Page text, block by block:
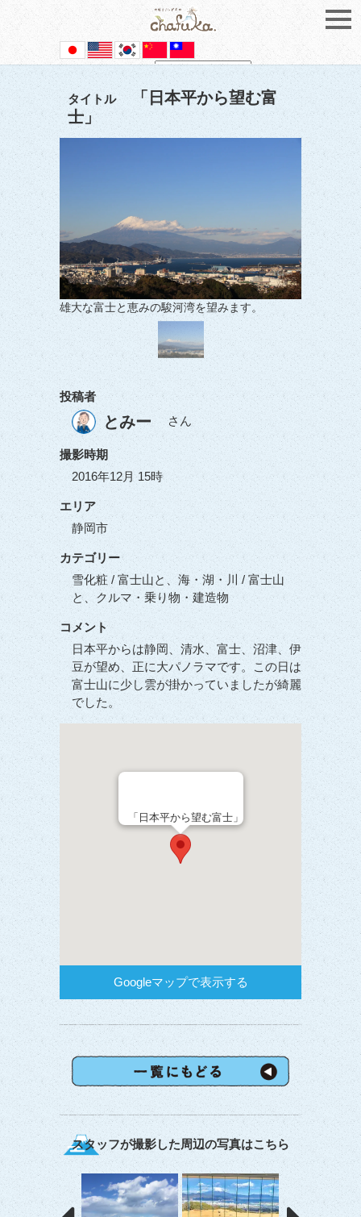
Powered by Translate
タイトル
「日本平から望む富
士」
雄大な富士と恵みの駿河湾を望みます。
投稿者
とみー さん
撮影時期
2016年12月 15時
エリア
静岡市
カテゴリー
雪化粧 / 富士山と、海・湖・川 / 富士山
と、クルマ・乗り物・建造物
コメント
日本平からは静岡、清水、富士、沼津、伊
豆が望め、正に大パノラマです。この日は
富士山に少し雲が掛かっていましたが綺麗
でした。
「日本平から望む富士」
Googleマップで表示する
スタッフが撮影した周辺の写真はこちら